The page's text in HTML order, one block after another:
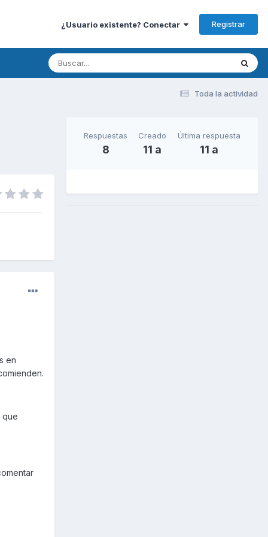
¿Usuario existente? Conectar Registrar
Toda la actividad
en
que
Respuestas
8
Creado
11 a
Última respuesta
11 a